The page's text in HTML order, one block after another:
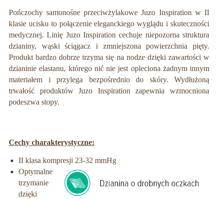
Pończochy samonośne przeciwżylakowe Juzo Inspiration w II
klasie ucisku to połączenie eleganckiego wyglądu i skuteczności
medycznej. Linię Juzo Inspiration cechuje niepozorna struktura
dzianiny, wąski ściągacz i zmniejszona powierzchnia pięty.
Produkt bardzo dobrze trzyma się na nodze dzięki zawartości w
dzianinie elastanu, którego nić nie jest opleciona żadnym innym
materiałem i przylega bezpośrednio do skóry. Wydłużoną
trwałość produktów Juzo Inspiration zapewnia wzmocniona
podeszwa stopy.
Cechy charakterystyczne:
II klasa kompresji 23-32 mmHg
Optymalne
trzymanie
dzięki